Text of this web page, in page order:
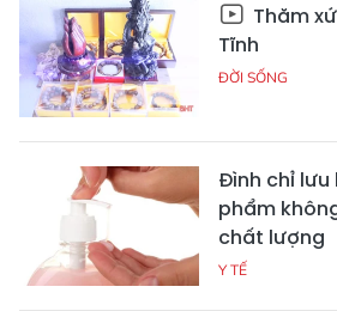
Thăm
Tĩnh
ĐỜI SỐNG
Đình chỉ lưu
phẩm
chất lượng
Y TẾ